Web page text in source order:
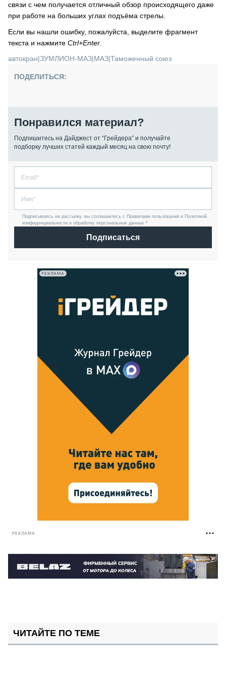
связи с чем получается отличный обзор происходящего даже
при работе на больших углах подъёма стрелы.
Если вы нашли ошибку, пожалуйста, выделите фрагмент
текста и нажмите Ctrl+Enter
автокран|ЗУМЛИОН-МАЗ|МАЗ|Таможенный союз
ПОДЕЛИТЬСЯ:
Понравился материал?
Подпишитесь на Дайджест от “Грейдера” и получайте
подборку лучших статей каждый месяц на свою почту!
Подписываясь на рассылку, вы соглашаетесь с Правилами пользования и Политикой
конфиденциальности и обработку персональных данных *
Подписаться
РЕКЛАМА
РЕКЛАМА
ЧИТАЙТЕ ПО ТЕМЕ